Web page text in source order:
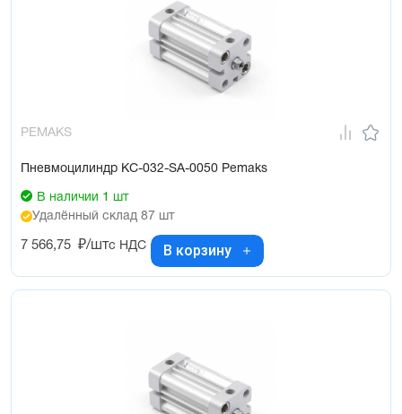
PEMAKS
Пневмоцилиндр KC-032-SA-0050 Pemaks
В наличии 1 шт
Удалённый склад 87 шт
7 566,75 ₽/штс НДС В корзину